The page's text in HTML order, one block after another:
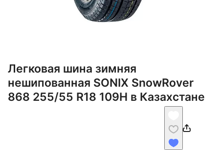
Легковая шина зимняя
нешипованная SONIX SnowRover
868 255/55 R18 109H в Казахстане